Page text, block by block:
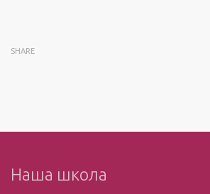
SHARE
Наша школа